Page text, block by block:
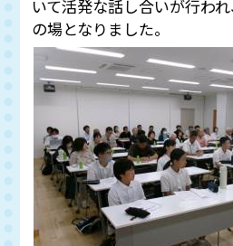
いて活発な話し合いが行わ
の場となりました。